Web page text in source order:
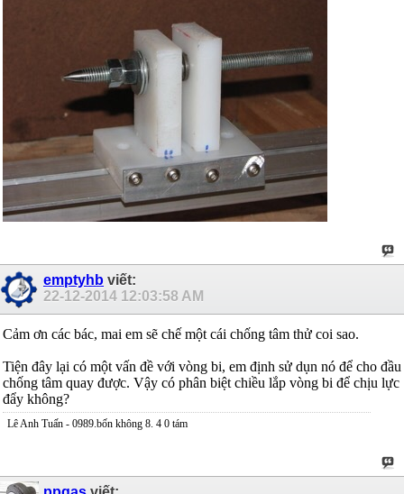
emptyhb viết:
22-12-2014 12:03:58 AM
Cảm ơn các bác, mai em sẽ chế một cái chống tâm thử coi sao.
Tiện đây lại có một vấn đề với vòng bi, em định sử dụn nó để cho đầu
chống tâm quay được. Vậy có phân biệt chiều lắp vòng bi để chịu lực
đẩy không?
Lê Anh Tuấn - 0989.bốn không 8. 4 0 tám